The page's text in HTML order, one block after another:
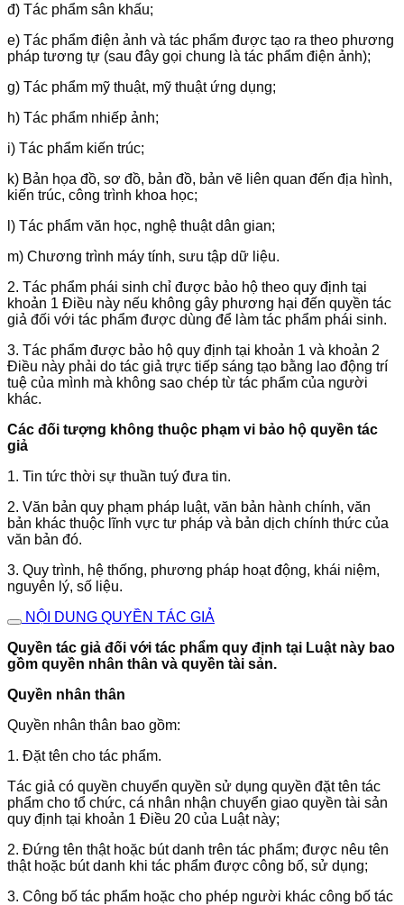
đ) Tác phẩm sân khấu;
e) Tác phẩm điện ảnh và tác phẩm được tạo ra theo phương
pháp tương tự (sau đây gọi chung là tác phẩm điện ảnh);
g) Tác phẩm mỹ thuật, mỹ thuật ứng dụng;
h) Tác phẩm nhiếp ảnh;
i) Tác phẩm kiến trúc;
k) Bản họa đồ, sơ đồ, bản đồ, bản vẽ liên quan đến địa hình,
kiến trúc, công trình khoa học;
l) Tác phẩm văn học, nghệ thuật dân gian;
m) Chương trình máy tính, sưu tập dữ liệu.
2. Tác phẩm phái sinh chỉ được bảo hộ theo quy định tại
khoản 1 Điều này nếu không gây phương hại đến quyền tác
giả đối với tác phẩm được dùng để làm tác phẩm phái sinh.
3. Tác phẩm được bảo hộ quy định tại khoản 1 và khoản 2
Điều này phải do tác giả trực tiếp sáng tạo bằng lao động trí
tuệ của mình mà không sao chép từ tác phẩm của người
khác.
Các đối tượng không thuộc phạm vi bảo hộ quyền tác
giả
1. Tin tức thời sự thuần tuý đưa tin.
2. Văn bản quy phạm pháp luật, văn bản hành chính, văn
bản khác thuộc lĩnh vực tư pháp và bản dịch chính thức của
văn bản đó.
3. Quy trình, hệ thống, phương pháp hoạt động, khái niệm,
nguyên lý, số liệu.
NỘI DUNG QUYỀN TÁC GIẢ
Quyền tác giả đối với tác phẩm quy định tại Luật này bao
gồm quyền nhân thân và quyền tài sản.
Quyền nhân thân
Quyền nhân thân bao gồm:
1. Đặt tên cho tác phẩm.
Tác giả có quyền chuyển quyền sử dụng quyền đặt tên tác
phẩm cho tổ chức, cá nhân nhận chuyển giao quyền tài sản
quy định tại khoản 1 Điều 20 của Luật này;
2. Đứng tên thật hoặc bút danh trên tác phẩm; được nêu tên
thật hoặc bút danh khi tác phẩm được công bố, sử dụng;
3. Công bố tác phẩm hoặc cho phép người khác công bố tác